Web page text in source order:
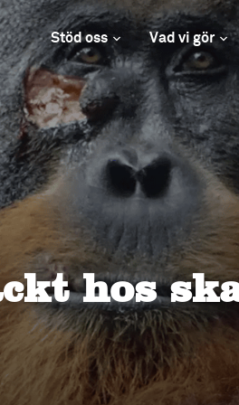
Stöd oss Vad vi gör
hos